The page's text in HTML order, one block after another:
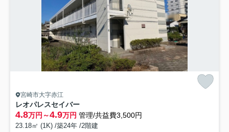
宮崎市大字赤江
レオパレスセイバー
4.8万円～4.9万円 管理/共益費3,500円
23.18㎡ (1K) /築24年 /2階建